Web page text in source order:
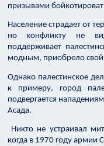
призывами
Население страдает от
но конфликту не
поддерживает
модным, приобрело свой
Однако палестинское
к примеру, город
подвергается
Асада.
Никто не устраивал
когда в 1970 году армии